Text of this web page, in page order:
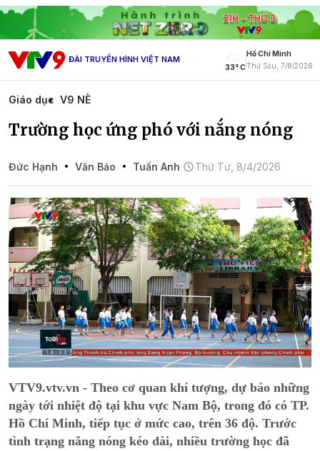
ĐÀI TRUYỀN HÌNH VIỆT NAM
33° C
Hồ Chí Minh
Thứ Sáu, 7/8/2026
Giáo dục V9 NÈ
Trường học ứng phó với nắng nóng
Đức Hạnh Văn Bảo Tuấn Anh Thứ Tư, 8/4/2026
VTV9.vtv.vn - Theo cơ quan khí tượng, dự báo những
ngày tới nhiệt độ tại khu vực Nam Bộ, trong đó có TP.
Hồ Chí Minh, tiếp tục ở mức cao, trên 36 độ. Trước
tình trạng nắng nóng kéo dài, nhiều trường học đã